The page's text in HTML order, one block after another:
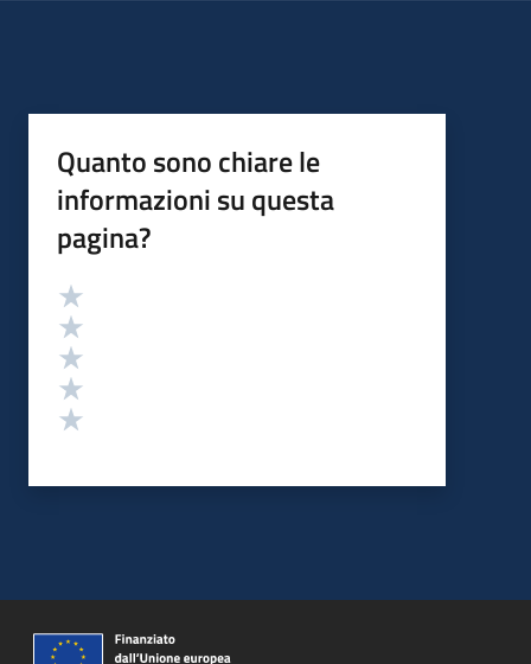
Quanto sono chiare le
informazioni su questa
pagina?
Valutazione